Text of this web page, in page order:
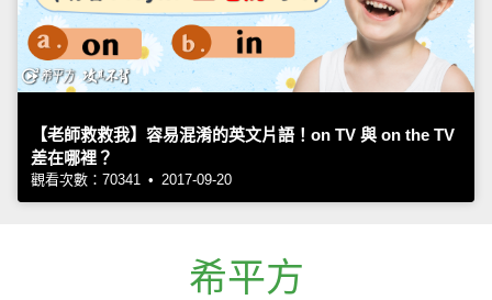
【老師救救我】容易混淆的英文片語！on TV 與 on the TV
差在哪裡？
觀看次數：70341 • 2017-09-20
希平方